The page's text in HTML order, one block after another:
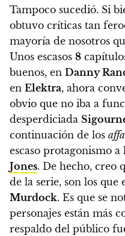
Tampoco sucedió. Si
obtuvo críticas tan
mayoría de nosotros
Unos escasos 8
buenos, en Danny
en Elektra, ahora
obvio que no iba a
desperdiciada
continuación de los
escaso protagonismo
Jones. De hecho, creo
de la serie, son los
Murdock. Es que se
personajes están más
respaldo del público